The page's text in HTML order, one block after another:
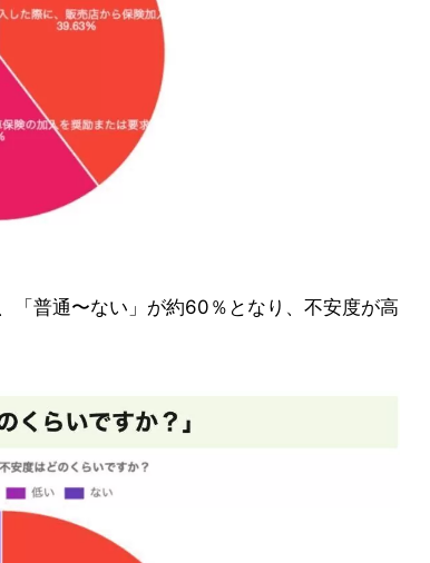
「普通〜ない」が約60％となり、不安度が高